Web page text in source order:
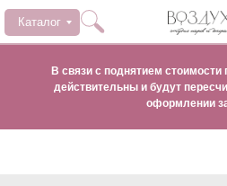
Каталог
В связи с поднятием стоимости
действительны и будут
оформлении